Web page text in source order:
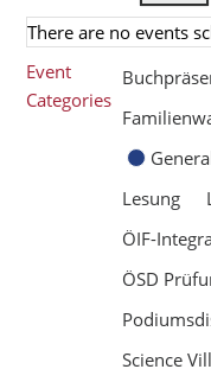
There are no events
Event
Categories
Lesung
ÖIF-
ÖSD
Science